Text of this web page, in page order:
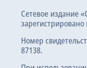
Сетевое издание
Номер
87138.